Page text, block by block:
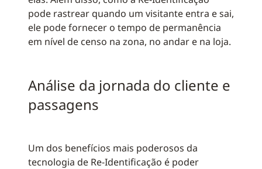
pode rastrear quando um visitante entra e sai,
ele pode fornecer o tempo de permanência
em nível de censo na zona, no andar e na loja.
Análise da jornada do cliente e
passagens
Um dos benefícios mais poderosos da
tecnologia de Re-Identificação é poder